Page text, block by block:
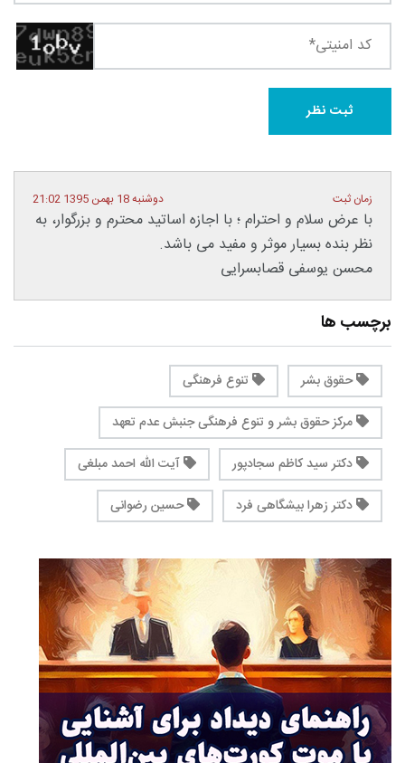
زمان ثبت دوشنبه 18 بهمن 1395 21:02
با عرض سلام و احترام ؛ با اجازه اساتید محترم و بزرگوار، به
نظر بنده بسیار موثر و مفید می باشد.
محسن یوسفی قصابسرایی
برچسب ها
حقوق بشر
تنوع فرهنگی
مرکز حقوق بشر و تنوع فرهنگی جنبش عدم تعهد
دکتر سید کاظم سجادپور
آیت الله احمد مبلغی
دکتر زهرا بیشگاهی فرد
حسین رضوانی